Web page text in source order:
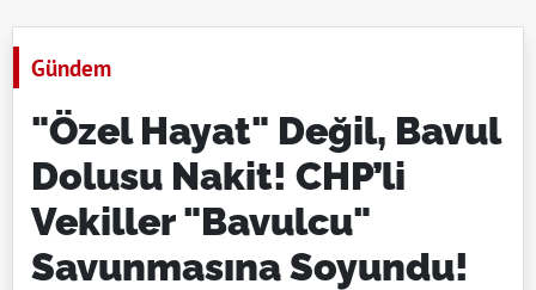
Gündem
"Özel Hayat" Değil, Bavul
Dolusu Nakit! CHP’li
Vekiller "Bavulcu"
Savunmasına Soyundu!